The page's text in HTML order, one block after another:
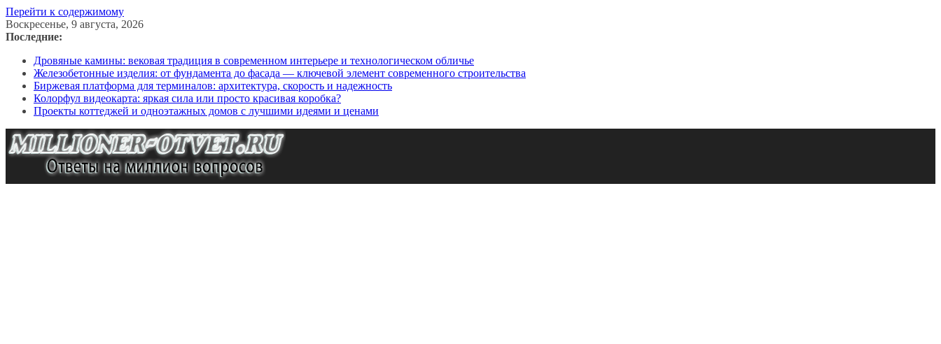
Перейти к содержимому
Воскресенье, 9 августа, 2026
Последние:
Дровяные камины: вековая традиция в современном интерьере и технологическом обличье
Железобетонные изделия: от фундамента до фасада — ключевой элемент современного строительства
Биржевая платформа для терминалов: архитектура, скорость и надежность
Колорфул видеокарта: яркая сила или просто красивая коробка?
Проекты коттеджей и одноэтажных домов с лучшими идеями и ценами